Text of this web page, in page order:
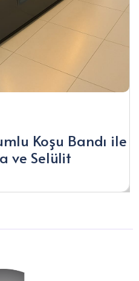
Koşu Bandı ile
ve Selülit